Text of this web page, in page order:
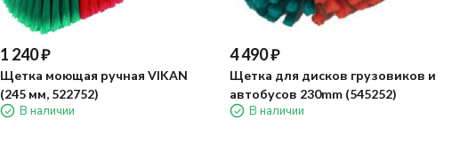
1 240₽
Щетка моющая ручная VIKAN
(245 мм, 522752)
В наличии
4 490₽
Щетка для дисков грузовиков и
автобусов 230mm (545252)
В наличии